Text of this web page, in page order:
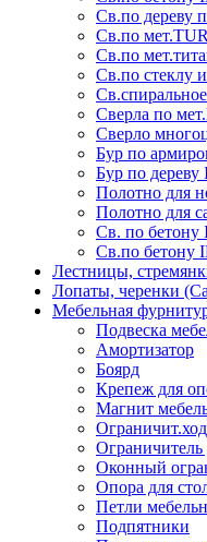
Св.по дереву
Св.по
Св.по
Св.по стеклу
Сверла по
Сверло
Бур по
Бур по дереву
Полотно для
Полотно для
Св. по бетону
Св.по бетону
Лестницы,
Лопаты, черенки
Мебельная
Подвеска
Амортизатор
Боярд
Крепеж для
Магнит
Оконный
Опора для
Петли
Подпятники